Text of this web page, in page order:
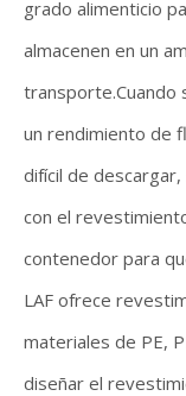
grado alimenticio
almacenen en un
transporte.Cuando
un rendimiento de
difícil de
con el
contenedor para
LAF ofrece
materiales de PE,
diseñar el